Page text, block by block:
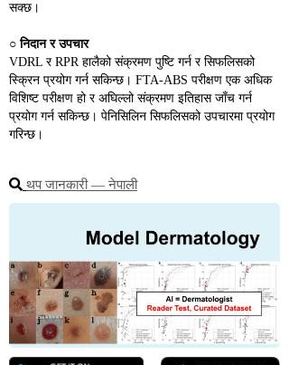
सक्छ।
○ निदान र उपचार
VDRL र RPR हालैको संक्रमण पुष्टि गर्न र सिफलिसको
स्क्रिन प्रयोग गर्न सकिन्छ। FTA-ABS परीक्षण एक अधिक
विशिष्ट परीक्षण हो र अघिल्लो संक्रमण इतिहास जाँच गर्न
प्रयोग गर्न सकिन्छ। पेनिसिलिन सिफलिसको उपचारमा प्रयोग
गरिन्छ।
थप जानकारी ― नेपाली